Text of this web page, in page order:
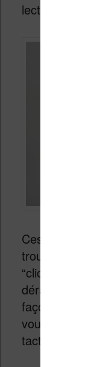
lecture.
Ces boutons
trouve
“clic” qui,
déranger les
façon, si le
vous pourrez
tactile pour